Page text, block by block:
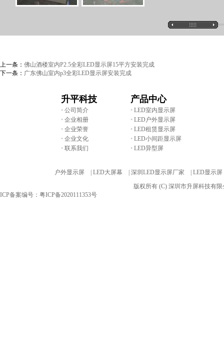
上一条： 佛山酒楼室内P2.5全彩LED显示屏15平方安装完成
下一条： 广东佛山室内p3全彩LED显示屏安装完成
升平科技 产品中心
• 公司简介 • LED室内显示屏
• 企业相册 • LED户外显示屏
• 企业荣誉 • LED租赁显示屏
• 企业文化 • LED小间距显示屏
• 联系我们 • LED异型屏
户外显示屏 | LED大屏幕 | 深圳LED显示屏厂家 |
LED显示
版权所有 (C) 深圳市升屏科技有
ICP备案编号：粤ICP备2020111353号